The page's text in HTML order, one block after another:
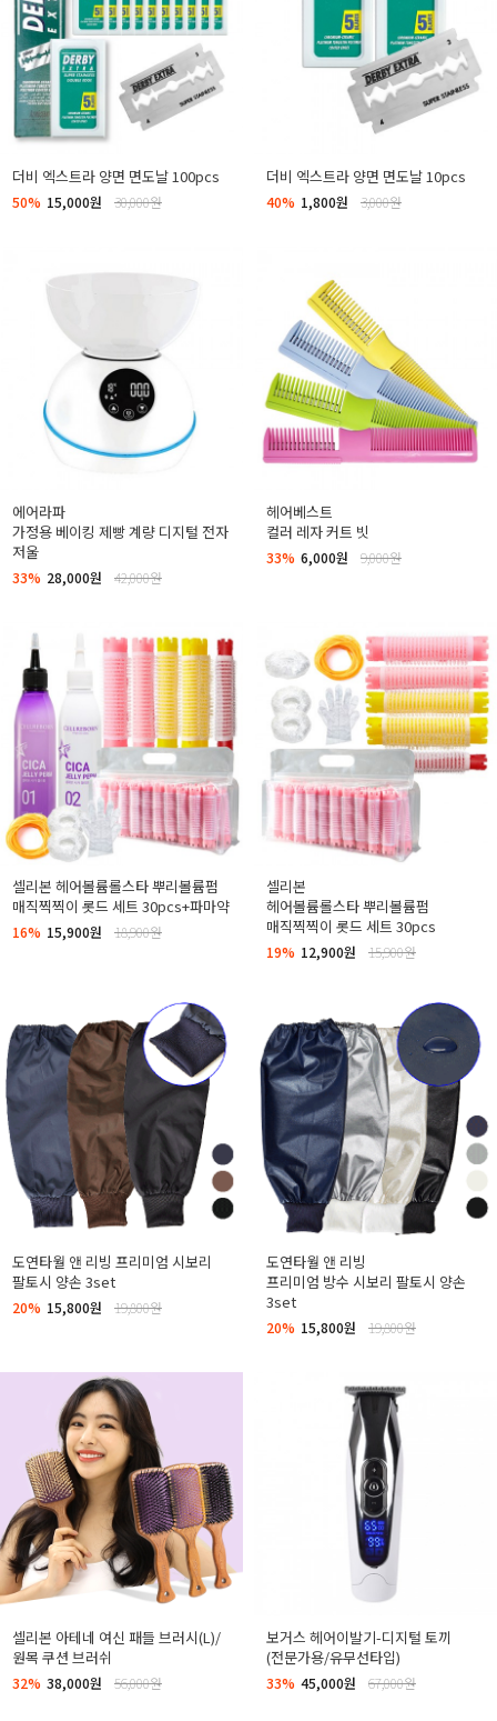
더비 엑스트라 양면 면도날 100pcs
50% 15,000원 30,000원
더비 엑스트라 양면 면도날 10pcs
40% 1,800원 3,000원
에어라파
가정용 베이킹 제빵 계량 디지털 전자
저울
33% 28,000원 42,000원
헤어베스트
컬러 레자 커트 빗
33% 6,000원 9,000원
셀리본 헤어볼륨롤스타 뿌리볼륨펌
매직찍찍이 롯드 세트 30pcs+파마약
16% 15,900원 18,900원
셀리본
헤어볼륨롤스타 뿌리볼륨펌
매직찍찍이 롯드 세트 30pcs
19% 12,900원 15,900원
도연타월 앤 리빙 프리미엄 시보리
팔토시 양손 3set
20% 15,800원 19,800원
도연타월 앤 리빙
프리미엄 방수 시보리 팔토시 양손
3set
20% 15,800원 19,800원
셀리본 아테네 여신 패들 브러시(L)/
원목 쿠션 브러쉬
32% 38,000원 56,000원
보거스 헤어이발기-디지털 토끼
(전문가용/유무선타입)
33% 45,000원 67,000원